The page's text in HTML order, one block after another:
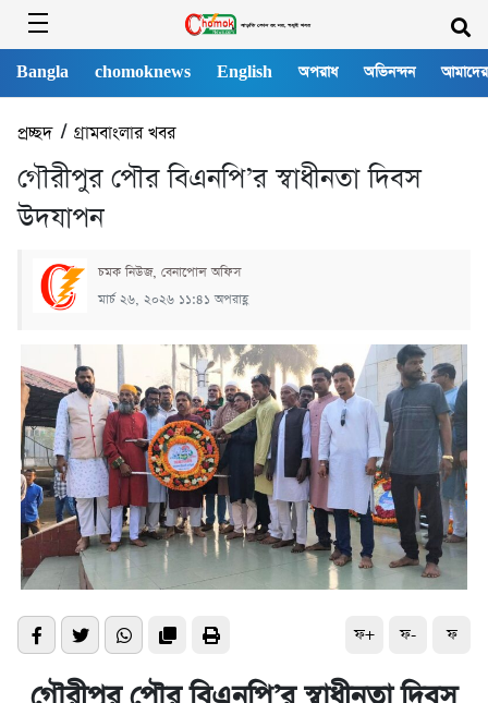
Bangla chomoknews English অপরাধ অভিনন্দন
প্রচ্ছদ/ গ্রামবাংলার খবর
গৌরীপুর পৌর বিএনপি’র স্বাধীনতা দিবস
উদযাপন
চমক নিউজ, বেনাপোল অফিস
মার্চ ২৬, ২০২৬ ১১:৪১ অপরাহ্ণ
ফ+ ফ- ফ